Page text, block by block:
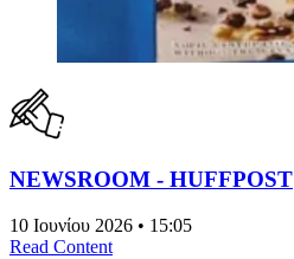
NEWSROOM - HUFFPOST
10 Ιουνίου 2026 • 15:05
Read Content